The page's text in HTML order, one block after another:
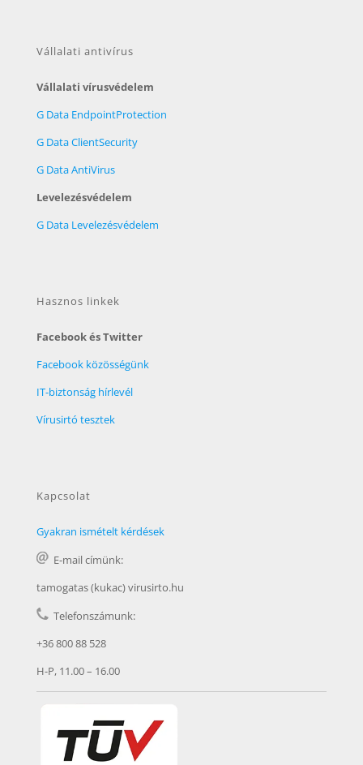
Vállalati antivírus
Vállalati vírusvédelem
G Data EndpointProtection
G Data ClientSecurity
G Data AntiVirus
Levelezésvédelem
G Data Levelezésvédelem
Hasznos linkek
Facebook és Twitter
Facebook közösségünk
IT-biztonság hírlevél
Vírusirtó tesztek
Kapcsolat
Gyakran ismételt kérdések
E-mail címünk:
tamogatas (kukac) virusirto.hu
Telefonszámunk:
+36 800 88 528
H-P, 11.00 – 16.00